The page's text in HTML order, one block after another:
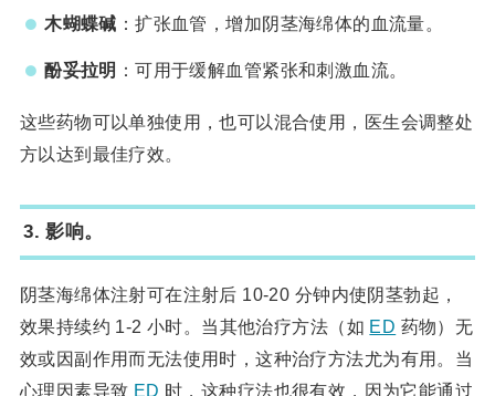
木蝴蝶碱 ：扩张血管，增加阴茎海绵体的血流量。
酚妥拉明 ：可用于缓解血管紧张和刺激血流。
这些药物可以单独使用，也可以混合使用，医生会调整处
方以达到最佳疗效。
3.影响。
阴茎海绵体注射可在注射后 10-20 分钟内使阴茎勃起，
效果持续约 1-2 小时。当其他治疗方法（如 ED 药物）无
效或因副作用而无法使用时，这种治疗方法尤为有用。当
心理因素导致 ED 时，这种疗法也很有效，因为它能通过